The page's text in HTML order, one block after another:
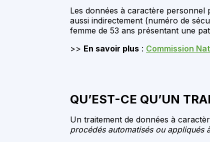
Les données à caractère
aussi indirectement (numéro de
femme de 53 ans présentant une
>> En savoir plus : Commission
QU’EST-CE QU’UN
Un traitement de données à
procédés automatisés ou appliqués